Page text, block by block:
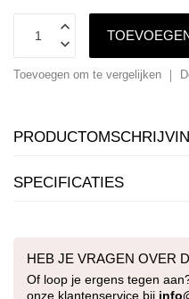
Toevoegen om te vergelijken
SPECIFICATIES
HEB JE VRAGEN OVER
Of loop je ergens tegen
onze klantenservice bij